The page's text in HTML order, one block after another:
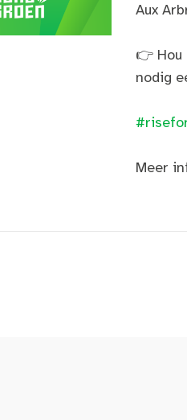
Aux
👉 Hou
nodig
Meer